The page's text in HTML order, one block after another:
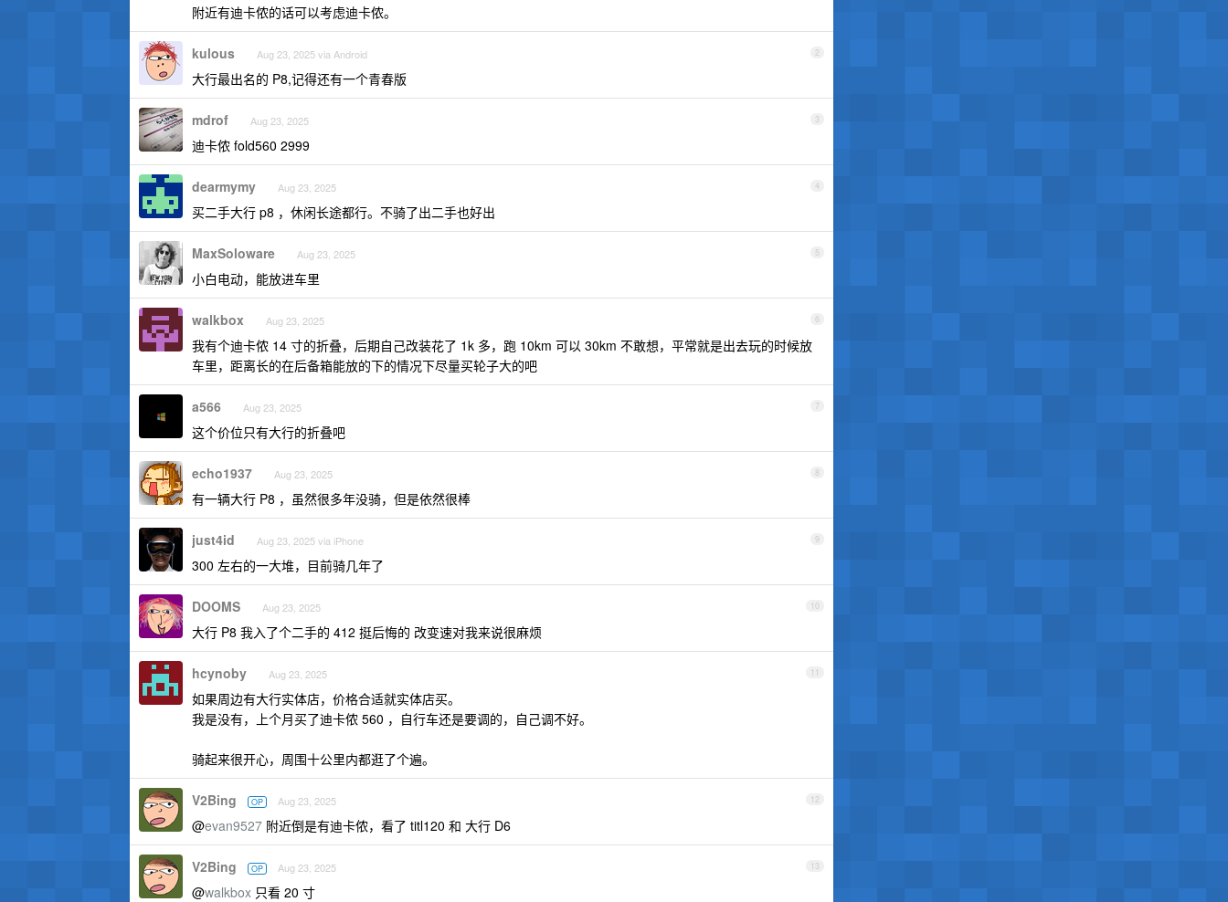
附近有迪卡侬的话可以考虑迪卡侬。
2
kulous Aug 23, 2025 via Android
大行最出名的 P8,记得还有一个青春版
3
mdrof Aug 23, 2025
迪卡侬 fold560 2999
4
dearmymy Aug 23, 2025
买二手大行 p8 ，休闲长途都行。不骑了出二手也好出
5
MaxSoloware Aug 23, 2025
小白电动，能放进车里
6
walkbox Aug 23, 2025
我有个迪卡侬 14 寸的折叠，后期自己改装花了 1k 多，跑 10km 可以 30km 不敢想，平常就是出去玩的时候放
车里，距离长的在后备箱能放的下的情况下尽量买轮子大的吧
7
a566 Aug 23, 2025
这个价位只有大行的折叠吧
8
echo1937 Aug 23, 2025
有一辆大行 P8 ，虽然很多年没骑，但是依然很棒
9
just4id Aug 23, 2025 via iPhone
300 左右的一大堆，目前骑几年了
10
DOOMS Aug 23, 2025
大行 P8 我入了个二手的 412 挺后悔的 改变速对我来说很麻烦
11
hcynoby Aug 23, 2025
如果周边有大行实体店，价格合适就实体店买。
我是没有，上个月买了迪卡侬 560 ，自行车还是要调的，自己调不好。
骑起来很开心，周围十公里内都逛了个遍。
12
V2Bing OP Aug 23, 2025
@evan9527 附近倒是有迪卡侬，看了 titl120 和 大行 D6
13
V2Bing OP Aug 23, 2025
@walkbox 只看 20 寸